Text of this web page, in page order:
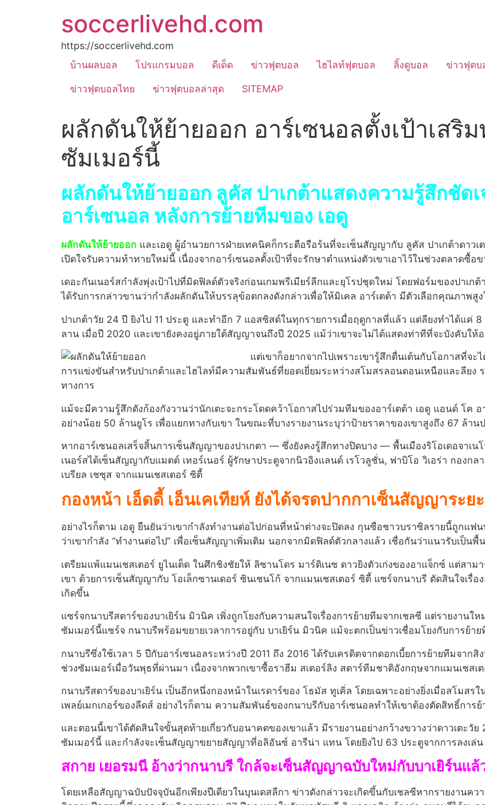
soccerlivehd.com
https://soccerlivehd.com
บ้านผลบอล
โปรแกรมบอล ดีเด็ด ข่าวฟุตบอล ไฮไลท์ฟุตบอล ลิ้งดูบอล ข่าวฟุตบ
ข่าวฟุตบอลไทย
ข่าวฟุตบอลล่าสุด SITEMAP
ผลักดันให้ย้ายออก อาร์เซนอลตั้งเป้าเสริ
ซัมเมอร์นี้
ผลักดันให้ย้ายออก ลูคัส ปาเกต้าแสดงความรู้สึกชัด
อาร์เซนอล หลังการย้ายทีมของ เอดู
ผลักดันให้ย้ายออก และเอดู ผู้อํานวยการฝ่ายเทคนิคก็กระตือรือร้นที่จะเซ็นสัญญากับ ลูคัส ปาเกต้าดาวเ
เปิดใจรับความท้าทายใหม่นี้ เนื่องจากอาร์เซนอลตั้งเป้าที่จะรักษาตําแหน่งตัวเขาเอาไว้ในช่วงตลาดซื้อ
เดอะกันเนอร์สกําลังพุ่งเป้าไปที่มิดฟิลด์ตัวจริงก่อนเกมพรีเมียร์ลีกและยุโรปชุดใหม่ โดยฟอร์มของปาเก
ได้รับการกล่าวขานว่ากําลังผลักดันให้บรรลุข้อตกลงดังกล่าวเพื่อให้มิเคล อาร์เตต้า มีตัวเลือกคุณภาพสู
ปาเกต้าวัย 24 ปี ยิงไป 11 ประตู และทําอีก 7 แอสซิสต์ในทุกรายการเมื่อฤดูกาลที่แล้ว แต่ลียงทําได้แค่
ลาน เมื่อปี 2020 และเขายังคงอยู่ภายใต้สัญญาจนถึงปี 2025 แม้ว่าเขาจะไม่ได้แสดงท่าทีที่จะบังคับให้
แต่เขาก็อยากจากไปเพราะเขารู้สึกตื่นเต้นกับโอกาสที่จ
การแข่งขันสําหรับปาเกต้าและไฮไลท์มีความสัมพันธ์ที่ยอดเยี่ยมระหว่างสโมสรลอนดอนเหนือและลียง
ทางการ
แม้จะมีความรู้สึกดังก้องกังวานว่านักเตะจะกระโดดคว้าโอกาสไปร่วมทีมของอาร์เตต้า เอดู แอนด์ โค อ
อย่างน้อย 50 ล้านยูโร เพื่อแยกทางกับเขา ในขณะที่บางรายงานระบุว่าป้ายราคาของเขาสูงถึง 67 ล้าน
หากอาร์เซนอลเสร็จสิ้นการเซ็นสัญญาของปาเกตา — ซึ่งยังคงรู้สึกทางปิดบาง — พื้นเมืองริโอเดอจาเน
เนอร์สได้เซ็นสัญญากับแมตต์ เทอร์เนอร์ ผู้รักษาประตูจากนิวอิงแลนด์ เรโวลูชั่น, ฟาบิโอ วิเอร่า กองก
เบรียล เชซุส จากแมนเชสเตอร์ ซิตี้
กองหน้า เอ็ดดี้ เอ็นเคเทียห์ ยังได้จรดปากกาเซ็นสัญญาระ
อย่างไรก็ตาม เอดู ยืนยันว่าเขากําลังทํางานต่อไปก่อนที่หน้าต่างจะปิดลง กุนซือชาวบราซิลรายนี้ถูกแ
ว่าเขากําลัง “ทํางานต่อไป” เพื่อเซ็นสัญญาเพิ่มเติม นอกจากมิดฟิลด์ตัวกลางแล้ว เชื่อกันว่าแนวรับเป็น
เตรียมแพ้แมนเชสเตอร์ ยูไนเต็ด ในศึกชิงชัยให้ ลิซานโดร มาร์ติเนซ ดาวยิงตัวเก่งของอาแจ็กซ์ แต่สา
เขา ด้วยการเซ็นสัญญากับ โอเล็กซานเดอร์ ซินเชนโก้ จากแมนเชสเตอร์ ซิตี้ แซร์จกนาบรี ตัดสินใจเ
เกิดขึ้น
แซร์จกนาบรีสตาร์ของบาเยิร์น มิวนิค เพิ่งถูกโยงกับความสนใจเรื่องการย้ายทีมจากเชลซี แต่รายงานใ
ซัมเมอร์นี้แซร์จ กนาบรีพร้อมขยายเวลาการอยู่กับ บาเยิร์น มิวนิค แม้จะตกเป็นข่าวเชื่อมโยงกับการย้า
กนาบรีซึ่งใช้เวลา 5 ปีกับอาร์เซนอลระหว่างปี 2011 ถึง 2016 ได้รับเครดิตจากดอกเบี้ยการย้ายทีมจา
ช่วงซัมเมอร์เมื่อวันพุธที่ผ่านมา เนื่องจากพวกเขาซื้อราฮีม สเตอร์ลิง สตาร์ทีมชาติอังกฤษจากแมนเชส
กนาบรีสตาร์ของบาเยิร์น เป็นอีกหนึ่งกองหน้าในเรดาร์ของ โธมัส ทูเคิ่ล โดยเฉพาะอย่างยิ่งเมื่อสโม
เพลย์เมกเกอร์ของลีดส์ อย่างไรก็ตาม ความสัมพันธ์ของกนาบรีกับอาร์เซนอลทําให้เขาต้องตัดสิทธิ์การ
และตอนนี้เขาได้ตัดสินใจขั้นสุดท้ายเกี่ยวกับอนาคตของเขาแล้ว มีรายงานอย่างกว้างขวางว่าดาวเตะวั
ซัมเมอร์นี้ และกําลังจะเซ็นสัญญาขยายสัญญาที่อลิอันซ์ อารีน่า แทน โดยยิงไป 63 ประตูจากการลงเล่น
สกาย เยอรมนี อ้างว่ากนาบรี ใกล้จะเซ็นสัญญาฉบับใหม่กับบาเยิร์นแล้
โดยเหลือสัญญาฉบับปัจจุบันอีกเพียงปีเดียวในบุนเดสลีกา ข่าวดังกล่าวจะเกิดขึ้นกับเชลซีหากรายงานค